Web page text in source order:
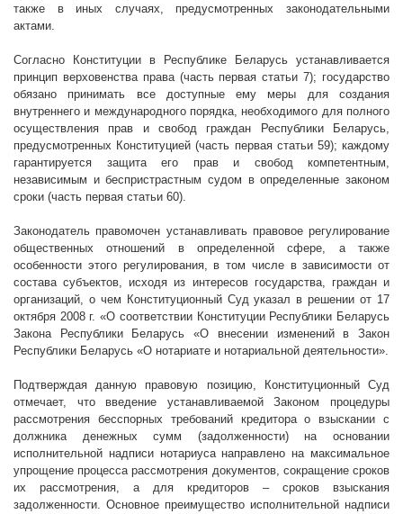
также в иных случаях, предусмотренных законодательными
актами.
Согласно Конституции в Республике Беларусь устанавливается
принцип верховенства права (часть первая статьи 7); государство
обязано принимать все доступные ему меры для создания
внутреннего и международного порядка, необходимого для полного
осуществления прав и свобод граждан Республики Беларусь,
предусмотренных Конституцией (часть первая статьи 59); каждому
гарантируется защита его прав и свобод компетентным,
независимым и беспристрастным судом в определенные законом
сроки (часть первая статьи 60).
Законодатель правомочен устанавливать правовое регулирование
общественных отношений в определенной сфере, а также
особенности этого регулирования, в том числе в зависимости от
состава субъектов, исходя из интересов государства, граждан и
организаций, о чем Конституционный Суд указал в решении от 17
октября 2008 г. «О соответствии Конституции Республики Беларусь
Закона Республики Беларусь «О внесении изменений в Закон
Республики Беларусь «О нотариате и нотариальной деятельности».
Подтверждая данную правовую позицию, Конституционный Суд
отмечает, что введение устанавливаемой Законом процедуры
рассмотрения бесспорных требований кредитора о взыскании с
должника денежных сумм (задолженности) на основании
исполнительной надписи нотариуса направлено на максимальное
упрощение процесса рассмотрения документов, сокращение сроков
их рассмотрения, а для кредиторов – сроков взыскания
задолженности. Основное преимущество исполнительной надписи